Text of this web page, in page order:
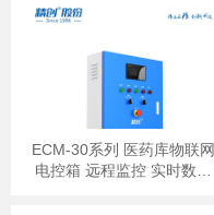
ECM-30系列 医药库物联网
电控箱 远程监控 实时数据